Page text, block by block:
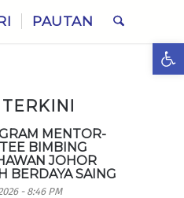
PAUTAN
MENTOR-
BIMBING
JOHOR
BERDAYA SAING
- 8:46 PM